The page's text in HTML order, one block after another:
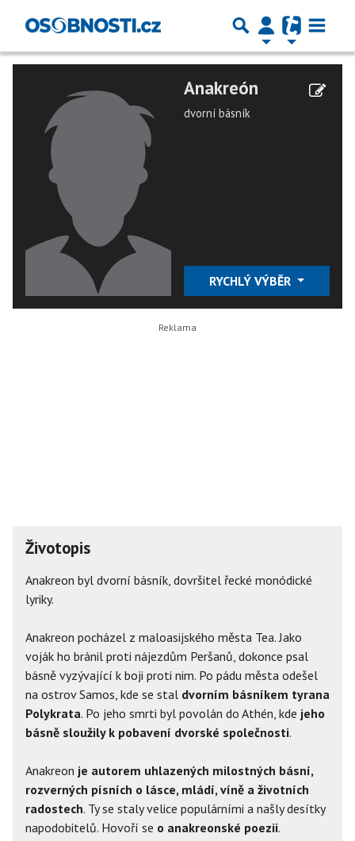
Anakreón
dvorní básník
RYCHLÝ VÝBĚR
Životopis
Anakreon byl dvorní básník, dovršitel řecké monódické
lyriky.
Anakreon pocházel z maloasijského města Tea. Jako
voják ho bránil proti nájezdům Peršanů, dokonce psal
básně vyzývající k boji proti nim. Po pádu města odešel
na ostrov Samos, kde se stal dvorním básníkem tyrana
Polykrata. Po jeho smrti byl povolán do Athén, kde jeho
básně sloužily k pobavení dvorské společnosti.
Anakreon je autorem uhlazených milostných básní,
rozverných písních o lásce, mládí, víně a životních
radostech. Ty se staly velice populárními a našly desítky
napodobitelů. Hovoří se o anakreonské poezii.